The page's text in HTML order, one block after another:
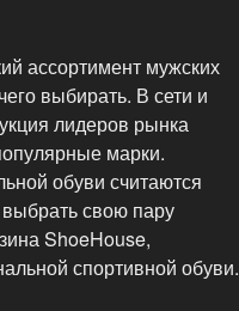
ассортимент мужских
выбирать. В сети и
лидеров рынка
марки.
обуви считаются
свою пару
ShoeHouse,
спортивной обуви.